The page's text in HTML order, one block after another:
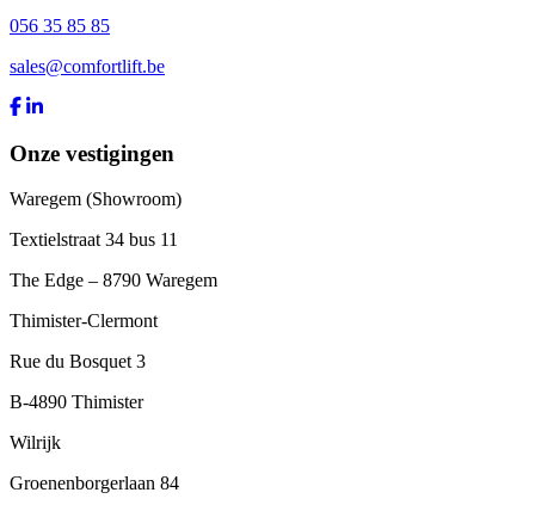
056 35 85 85
sales@comfortlift.be
Onze vestigingen
Waregem (Showroom)
Textielstraat 34 bus 11
The Edge – 8790 Waregem
Thimister-Clermont
Rue du Bosquet 3
B-4890 Thimister
Wilrijk
Groenenborgerlaan 84